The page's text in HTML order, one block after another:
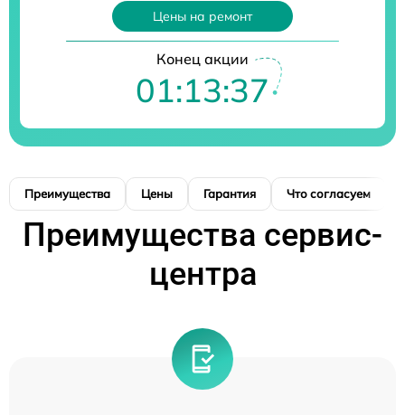
Цены на ремонт
Конец акции
01:13:36
Преимущества Цены Гарантия Что согласуем
Преимущества сервис-
центра